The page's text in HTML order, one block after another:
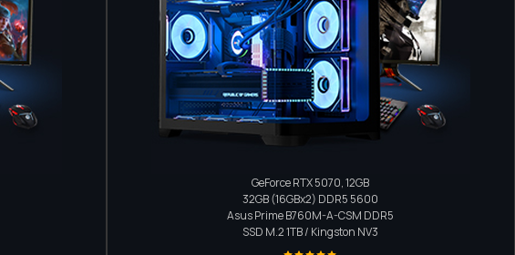
Ігровий комп'ютер
GeForce RTX 5070, 12GB
32GB (16GBx2) DDR5 5600
Asus Prime B760M-A-CSM DDR5
SSD M.21TB / Kingston NV3